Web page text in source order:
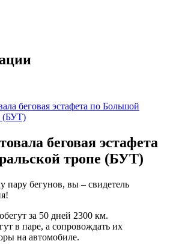
беговая эстафета по Большой
(БУТ)
беговая эстафета
тропе (БУТ)
пару бегунов, вы – свидетель
за 50 дней 2300 км.
в паре, а сопровождать их
на автомобиле.